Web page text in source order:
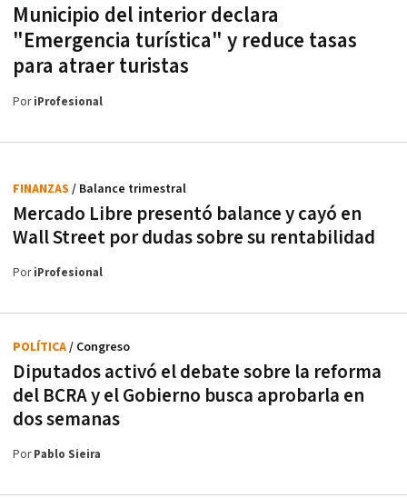
Municipio del interior declara
"Emergencia turística" y reduce tasas
para atraer turistas
PoriProfesional
Mercado Libre presentó balance y cayó en
Wall Street por dudas sobre su rentabilidad
FINANZAS / Balance trimestral
PoriProfesional
Diputados activó el debate sobre la reforma
del BCRA y el Gobierno busca aprobarla en
dos semanas
POLÍTICA/ Congreso
PorPablo Sieira